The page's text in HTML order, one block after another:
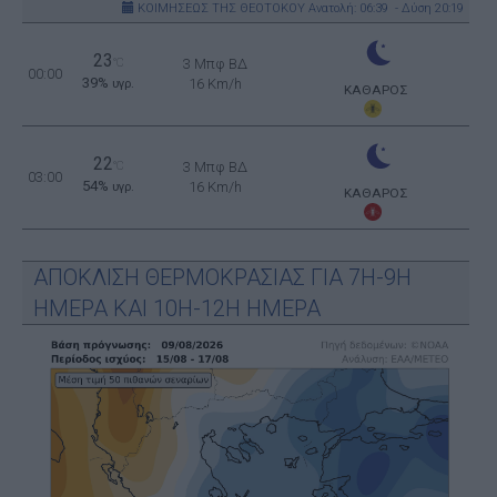
ΚΟΙΜΗΣΕΩΣ ΤΗΣ ΘΕΟΤΟΚΟΥ Ανατολή: 06:39 - Δύση 20:19
00:00
23
39% υγρ.
3 Μπφ ΒΔ
16 Km/h
ΚΑΘΑΡΟΣ
03:00
22
54% υγρ.
3 Μπφ ΒΔ
16 Km/h
ΚΑΘΑΡΟΣ
ΑΠΟΚΛΙΣΗ ΘΕΡΜΟΚΡΑΣΙΑΣ ΓΙΑ 7Η-9Η
ΗΜΕΡΑ ΚΑΙ 10Η-12Η ΗΜΕΡΑ